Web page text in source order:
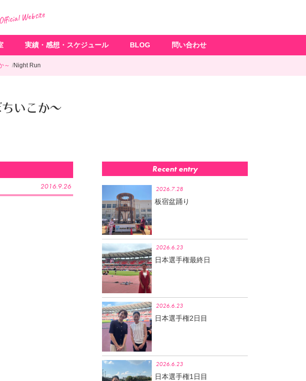
Website
実績・感想・スケジュール BLOG 問い合わせ
～ Night Run
いこか～
2016.9.26
Recent entry
2026.7.28
板宿盆踊り
2026.6.23
日本選手権最終日
2026.6.23
日本選手権2日目
2026.6.23
日本選手権1日目